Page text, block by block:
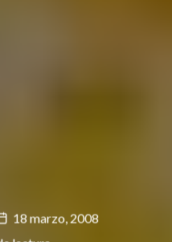
18 marzo, 2008